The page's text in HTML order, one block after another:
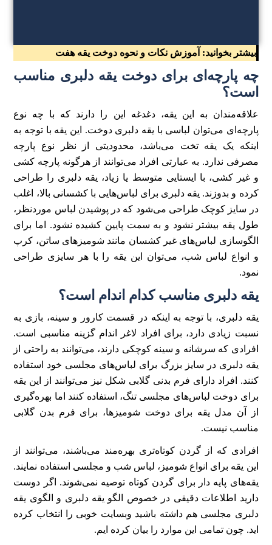
بیشتر بخوانید: آموزش نکات و نحوه دوخت یقه هفت
چه پارچه‌ای برای دوخت یقه دلبری مناسب
است؟
علاقه‌مندان به این یقه، دغدغه این را دارند که با چه نوع
پارچه‌ای می‌توان لباسی با یقه دلبری دوخت. این یقه با توجه به
اینکه یک یقه تخت می‌باشد، محدودیتی از نظر نوع پارچه
مصرفی ندارد. به عبارتی افراد می‌توانند از هرگونه پارچه کشی
و غیر کشی، با ایستایی متوسط یا زیاد، یقه دلبری را طراحی
کرده و بدوزند. یقه دلبری برای لباس‌هایی با کشسانی بالا، اغلب
در سایز کوچک طراحی می‌شود که در پوشیدن لباس موردنظر،
طول یقه بیشتر نشود و به سمت پایین کشیده نشود. اما برای
الگوسازی لباس‌های غیر کشسان مانند شومیز‌های ساتن، کرپ
و انواع لباس شب، می‌توان این یقه را با هر سایزی طراحی
نمود.
یقه دلبری مناسب کدام اندام است؟
یقه دلبری، با توجه به اینکه در قسمت کارور و سینه، بازی به
نسبت زیادی دارد، برای افراد لاغر اندام گزینه مناسبی است.
افرادی که سرشانه و سینه کوچکی دارند، می‌توانند به راحتی از
یقه دلبری در سایز بزرگ برای لباس‌های مجلسی خود استفاده
کنند. افراد دارای فرم بدنی گلابی شکل نیز می‌توانند از این یقه
برای دوخت لباس‌های مجلسی تنگ، استفاده کنند اما بهره‌گیری
از آن مدل یقه برای دوخت شومیز‌ها، برای فرم بدن گلابی
مناسب نیست.
افرادی که از گردن کوتاه‌تری بهره‌مند می‌باشند، می‌توانند از
این یقه برای انواع شومیز، لباس شب و مجلسی استفاده نمایند.
یقه‌های پایه دار برای گردن کوتاه توصیه نمی‌شوند. اگر دوست
دارید اطلاعات دقیقی در خصوص الگو یقه دلبری و الگوی یقه
دلبری مجلسی هم داشته باشید وبسایت خوبی را انتخاب کرده
اید. چون تمامی این موارد را بیان کرده ایم.